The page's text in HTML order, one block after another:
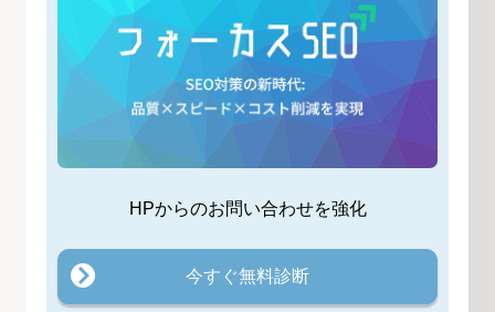
HPからのお問い合わせを強化
今すぐ無料診断